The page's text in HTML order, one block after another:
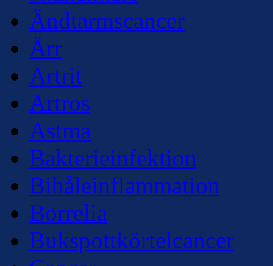
Ändtarmscancer
Ärr
Artrit
Artros
Astma
Bakterieinfektion
Bihåleinflammation
Borrelia
Bukspottkörtelcancer